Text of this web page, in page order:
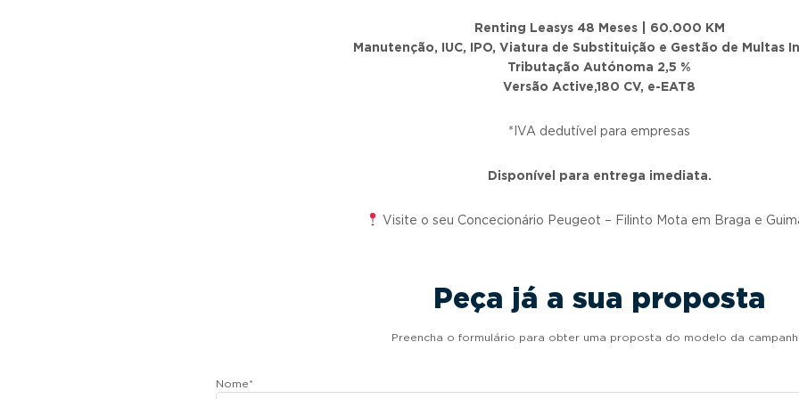
Renting Leasys 48 Meses | 60.000 KM
Manutenção, IUC, IPO, Viatura de Substituição e Gestão de Multas
Tributação Autónoma 2,5 %
Versão Active,180 CV, e-EAT8
*IVA dedutível para empresas
Disponível para entrega imediata.
Visite o seu Concecionário Peugeot – Filinto Mota em Braga e
Peça já a sua proposta
Preencha o formulário para obter uma proposta do modelo da
Nome*